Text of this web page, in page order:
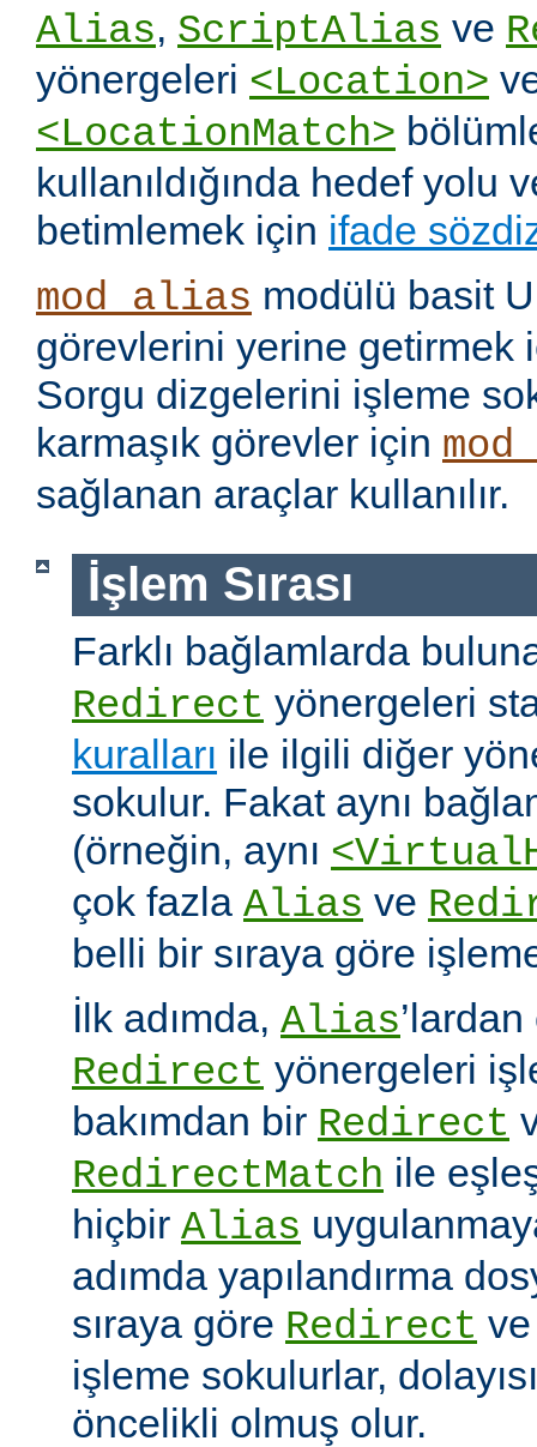
Alias, ScriptAlias ve
yönergeleri <Location>
<LocationMatch>
kullanıldığında hedef yolu
betimlemek için ifade
mod_alias modülü basit
görevlerini yerine getirmek
Sorgu dizgelerini işleme
karmaşık görevler için
sağlanan araçlar kullanılır.
İşlem Sırası
Farklı bağlamlarda
Redirect yönergeleri
kuralları ile ilgili diğer
sokulur. Fakat aynı
(örneğin, aynı
çok fazla Alias ve
belli bir sıraya göre
İlk adımda, Alias
Redirect yönergeleri
bakımdan bir Redirect
RedirectMatch ile
hiçbir Alias
adımda yapılandırma
sıraya göre Redirect
işleme sokulurlar,
öncelikli olmuş olur.